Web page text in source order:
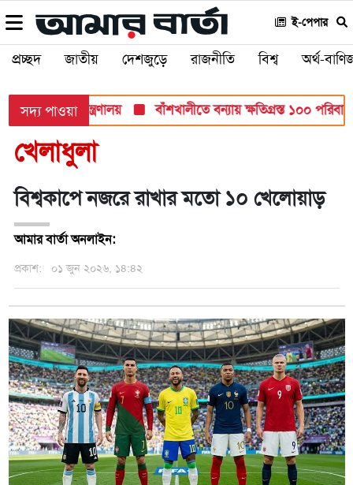
ই-পেপার
প্রচ্ছদ জাতীয় দেশজুড়ে রাজনীতি বিশ্ব অর্থ-
সদ্য পাওয়া
শিক্ষা মন্ত্রণালয় বাঁশখালীতে বন্যায় ক্ষতিগ্রস্ত ১০০ পরিবারকে
খেলাধুলা
বিশ্বকাপে নজরে রাখার মতো ১০ খেলোয়াড়
আমার বার্তা অনলাইন:
প্রকাশ: ০১ জুন ২০২৬, ১৪:৪২